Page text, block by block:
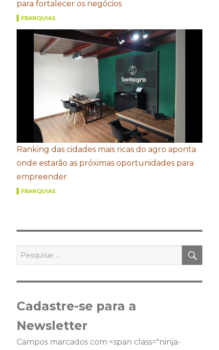
para fortalecer os negócios
FRANQUIAS
Ranking das cidades mais ricas do agro aponta
onde estarão as próximas oportunidades para
empreender
FRANQUIAS
por:
Cadastre-se para a
Newsletter
Campos marcados com <span class="ninja-